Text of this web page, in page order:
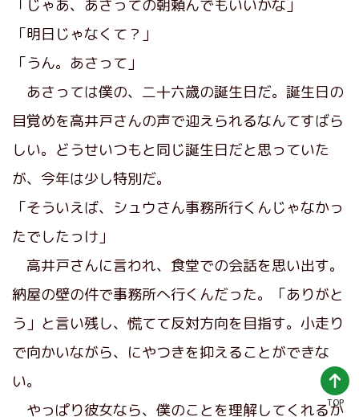
「じゃあ、あさっての朝頼んでもいいかな」
「明日じゃなくて？」
「うん。あさって」
あさっては僕の、二十六歳の誕生日だ。誕生日の
目覚めを高井戸さんの声で迎えられるなんてすばら
しい。どうせいつもと同じ誕生日だと思っていた
が、今年は少し特別だ。
「そういえば、シュウさん事務所行くんじゃなかっ
たでしたっけ」
高井戸さんに言われ、食堂での会話を思い出す。
納屋の壁の件で事務所へ行くんだった。「ありがと
う」と言い残し、慌てて反対方向を目指す。小走り
で向かいながら、にやつきを抑えることができな
い。
やっぱり彼女なら、僕のことを理解してくれるか
TOP